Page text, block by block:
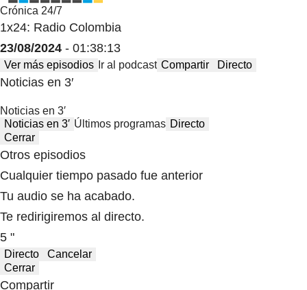
Crónica 24/7
1x24: Radio Colombia
23/08/2024 - 01:38:13
Ver más episodios Ir al podcast Compartir Directo
Noticias en 3′
Noticias en 3′
Noticias en 3′ Últimos programas Directo
Cerrar
Otros episodios
Cualquier tiempo pasado fue anterior
Tu audio se ha acabado.
Te redirigiremos al directo.
5 "
Directo
Cancelar
Cerrar
Compartir